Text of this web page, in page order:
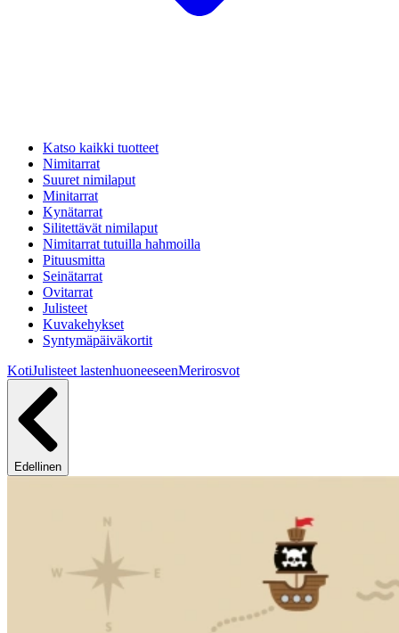
Katso kaikki tuotteet
Nimitarrat
Suuret nimilaput
Minitarrat
Kynätarrat
Silitettävät nimilaput
Nimitarrat tutuilla hahmoilla
Pituusmitta
Seinätarrat
Ovitarrat
Julisteet
Kuvakehykset
Syntymäpäiväkortit
KotiJulisteet lastenhuoneeseenMerirosvot
Edellinen